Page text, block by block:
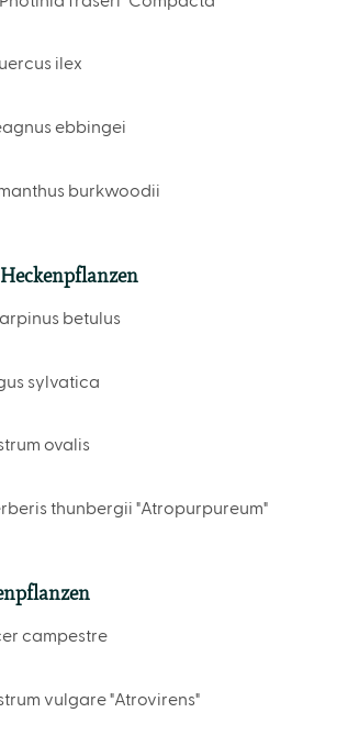
ilex
ebbingei
burkwoodii
betulus
sylvatica
ovalis
thunbergii "Atropurpureum"
campestre
vulgare "Atrovirens"